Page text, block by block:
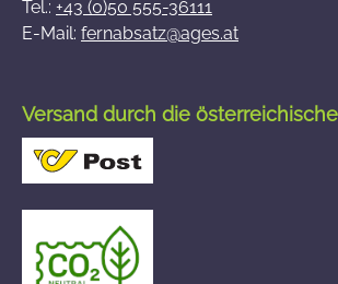
Tel.: +43 (0)50 555-36111
E-Mail: fernabsatz@ages.at
Versand durch die